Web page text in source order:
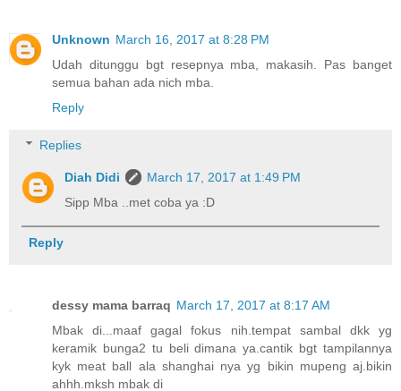
Unknown March 16, 2017 at 8:28 PM
Udah ditunggu bgt resepnya mba, makasih. Pas banget
semua bahan ada nich mba.
Reply
Replies
Diah Didi
March 17, 2017 at 1:49 PM
Sipp Mba ..met coba ya :D
Reply
dessy mama barraq March 17, 2017 at 8:17 AM
Mbak di...maaf gagal fokus nih.tempat sambal dkk yg
keramik bunga2 tu beli dimana ya.cantik bgt tampilannya
kyk meat ball ala shanghai nya yg bikin mupeng aj.bikin
ahhh.mksh mbak di